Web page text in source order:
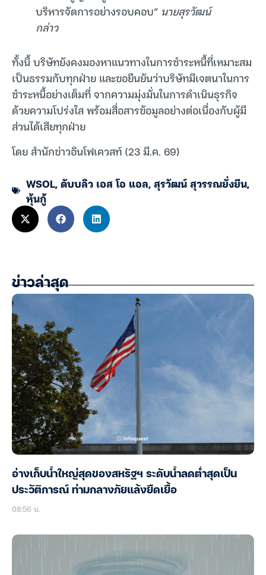
บริหารจัดการอย่างรอบคอบ” นายสุรวัฒน์
กล่าว
ทั้งนี้ บริษัทยังคงมองหาแนวทางในการชำระหนี้ที่เหมาะสม
เป็นธรรมกับทุกฝ่าย และขอยืนยันว่าบริษัทมีเจตนาในการ
ชำระหนี้อย่างเต็มที่ จากความมุ่งมั่นในการดำเนินธุรกิจ
ด้วยความโปร่งใส พร้อมสื่อสารข้อมูลอย่างต่อเนื่องกับผู้มี
ส่วนได้เสียทุกฝ่าย
โดย สำนักข่าวอินโฟเควสท์ (23 มี.ค. 69)
WSOL,ดับบลิว เอส โอ แอล,สุรวัฒน์ สุวรรณยั่งยืน,
หุ้นกู้
ข่าวล่าสุด
อ่างเก็บน้ำใหญ่สุดของสหรัฐฯ ระดับน้ำลดต่ำสุดเป็น
ประวัติการณ์ ท่ามกลางภัยแล้งยืดเยื้อ
08:56 น.